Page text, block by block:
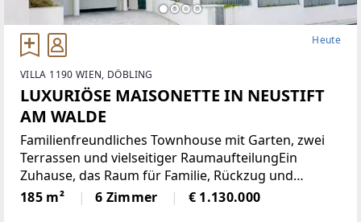
Heute
VILLA 1190 WIEN, DÖBLING
LUXURIÖSE MAISONETTE IN NEUSTIFT
AM WALDE
Familienfreundliches Townhouse mit Garten, zwei
Terrassen und vielseitiger RaumaufteilungEin
Zuhause, das Raum für Familie, Rückzug und
gemeinsames Leben schafft: Dieses grosszügige
Townhouse mit rund 185 m² Wohnfläche überzeugt
185 m² 6 Zimmer € 1.130.000